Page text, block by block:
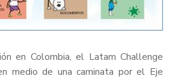
en Colombia, el Latam Challenge
medio de una caminata por el Eje